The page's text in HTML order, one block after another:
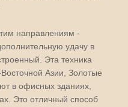
направлениям -
удачу в
Эта техника
Азии, Золотые
в офисных зданиях,
Это отличный способ